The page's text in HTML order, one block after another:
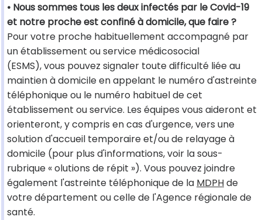
• Nous sommes tous les deux infectés par le Covid-19
et notre proche est confiné à domicile, que faire ?
Pour votre proche habituellement accompagné par
un établissement ou service médicosocial
(ESMS), vous pouvez signaler toute difficulté liée au
maintien à domicile en appelant le numéro d'astreinte
téléphonique ou le numéro habituel de cet
établissement ou service. Les équipes vous aideront et
orienteront, y compris en cas d'urgence, vers une
solution d'accueil temporaire et/ou de relayage à
domicile (pour plus d'informations, voir la sous-
rubrique « olutions de répit »). Vous pouvez joindre
également l'astreinte téléphonique de la MDPHde
votre département ou celle de l'Agence régionale de
santé.